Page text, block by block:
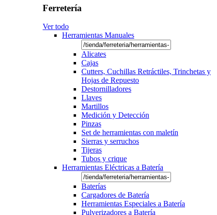
Ferretería
Ver todo
Herramientas Manuales
Alicates
Cajas
Cutters, Cuchillas Retráctiles, Trinchetas y
Hojas de Repuesto
Destornilladores
Llaves
Martillos
Medición y Detección
Pinzas
Set de herramientas con maletín
Sierras y serruchos
Tijeras
Tubos y crique
Herramientas Eléctricas a Batería
Baterías
Cargadores de Batería
Herramientas Especiales a Batería
Pulverizadores a Batería